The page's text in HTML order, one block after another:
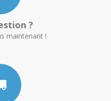
?
maintenant !